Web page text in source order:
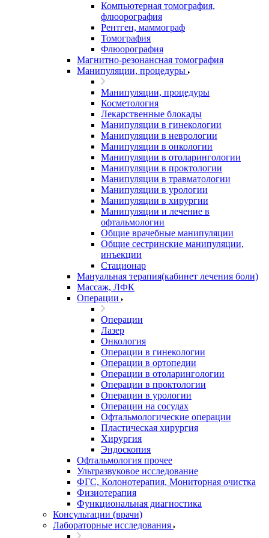
Компьютерная томография,
флюорография
Рентген, маммограф
Томография
Флюорография
Магнитно-резонансная томография
Манипуляции, процедуры
Манипуляции, процедуры
Косметология
Лекарственные блокады
Манипуляции в гинекологии
Манипуляции в неврологии
Манипуляции в онкологии
Манипуляции в отоларингологии
Манипуляции в проктологии
Манипуляции в травматологии
Манипуляции в урологии
Манипуляции в хирургии
Манипуляции и лечение в
офтальмологии
Общие врачебные манипуляции
Общие сестринские манипуляции,
инъекции
Стационар
Мануальная терапия(кабинет лечения боли)
Массаж, ЛФК
Операции
Операции
Лазер
Онкология
Операции в гинекологии
Операции в ортопедии
Операции в отоларингологии
Операции в проктологии
Операции в урологии
Операции на сосудах
Офтальмологические операции
Пластическая хирургия
Хирургия
Эндоскопия
Офтальмология прочее
Ультразвуковое исследование
ФГС, Колонотерапия, Мониторная очистка
Физиотерапия
Функциональная диагностика
Консультации (врачи)
Лабораторные исследования